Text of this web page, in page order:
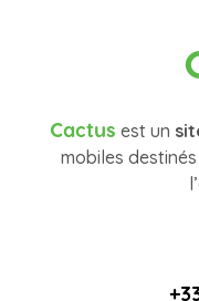
Cactus est un
mobiles